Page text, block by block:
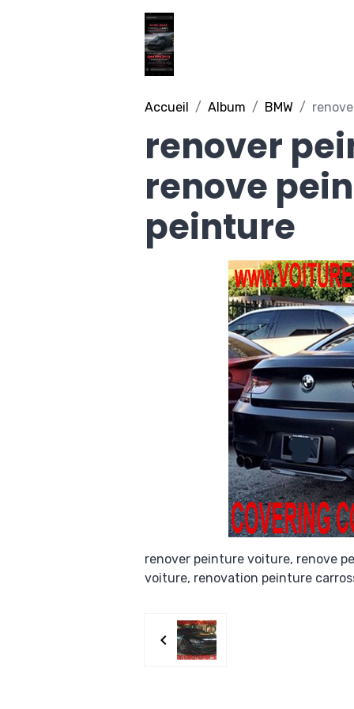
Accueil Album BMW
renover
renove
peinture
renover peinture voiture, renove
voiture, renovation peinture